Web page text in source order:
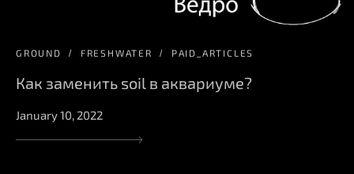
GROUND FRESHWATER PAID_ARTICLES
Как заменить soil в аквариуме?
January 10, 2022